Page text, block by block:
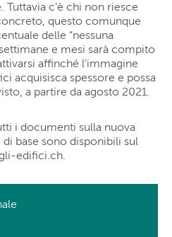
c’è chi non riesce
questo comunque
delle “nessuna
e mesi sarà compito
affinché l’immagine
acquisisca spessore e possa
a partire da agosto 2021.
i documenti sulla nuova
base sono disponibili sul
edifici.ch.